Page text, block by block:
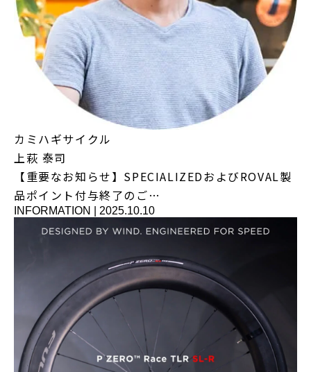
カミハギサイクル
上萩 泰司
【重要なお知らせ】SPECIALIZEDおよびROVAL製
品ポイント付与終了のご…
INFORMATION 2025.10.10